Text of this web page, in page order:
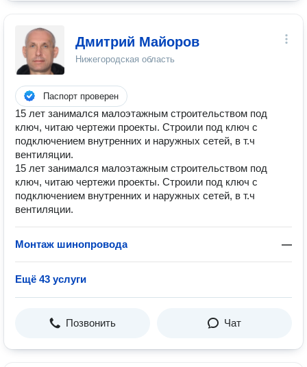
Дмитрий Майоров
Нижегородская область
Паспорт проверен
15 лет занимался малоэтажным строительством под
ключ, читаю чертежи проекты. Строили под ключ с
подключением внутренних и наружных сетей, в т.ч
вентиляции.
15 лет занимался малоэтажным строительством под
ключ, читаю чертежи проекты. Строили под ключ с
подключением внутренних и наружных сетей, в т.ч
вентиляции.
Монтаж шинопровода —
Ещё 43 услуги
Позвонить Чат